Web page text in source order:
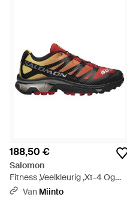
188,50 €
Salomon
Fitness ,Veelkleurig ,Xt-4 Og
Advanced Sneakers - Bruin
Van Miinto